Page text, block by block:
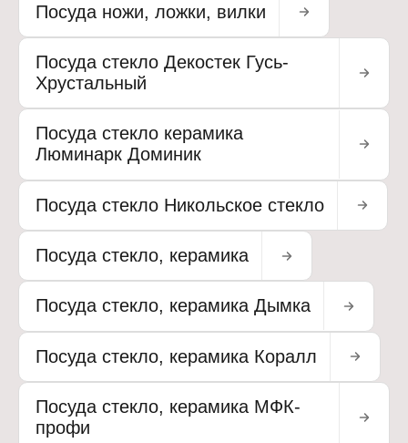
Посуда ножи, ложки, вилки
Посуда стекло Декостек Гусь-
Хрустальный
Посуда стекло керамика
Люминарк Доминик
Посуда стекло Никольское стекло
Посуда стекло, керамика
Посуда стекло, керамика Дымка
Посуда стекло, керамика Коралл
Посуда стекло, керамика МФК-
профи